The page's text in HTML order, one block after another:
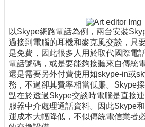
以Skype網路電話為例，兩台安裝
過接到電腦的耳機和麥克風交談，只
是免費，因此很多人用於取代國際電
電話號碼，或是要能夠接聽來自傳統
還是需要另外付費使用如skype-in或
務，不過卻其費率相當低廉。Skype
點在於透過Skype交談時電腦是直接
服器中介處理通話資料。因此Skype
運成本大幅降低，不似傳統電信業者